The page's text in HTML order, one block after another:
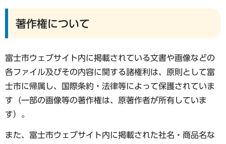
著作権について
富士市ウェブサイト内に掲載されている文書や画像などの
各ファイル及びその内容に関する諸権利は、原則として富
士市に帰属し、国際条約・法律等によって保護されていま
す（一部の画像等の著作権は、原著作者が所有していま
す）。
また、富士市ウェブサイト内に掲載された社名・商品名な